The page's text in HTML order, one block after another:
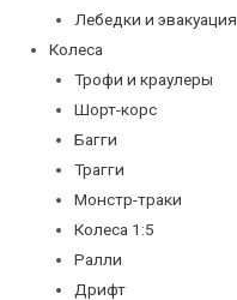
Лебедки и эвакуация
Колеса
Трофи и краулеры
Шорт-корс
Багги
Трагги
Монстр-траки
Колеса 1:5
Ралли
Дрифт